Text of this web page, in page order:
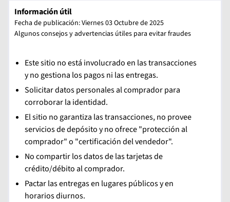
Información útil
Fecha de publicación: Viernes 03 Octubre de 2025
Algunos consejos y advertencias útiles para evitar fraudes
Este sitio no está involucrado en las transacciones
y no gestiona los pagos ni las entregas.
Solicitar datos personales al comprador para
corroborar la identidad.
El sitio no garantiza las transacciones, no provee
servicios de depósito y no ofrece "protección al
comprador" o "certificación del vendedor".
No compartir los datos de las tarjetas de
crédito/débito al comprador.
Pactar las entregas en lugares públicos y en
horarios diurnos.